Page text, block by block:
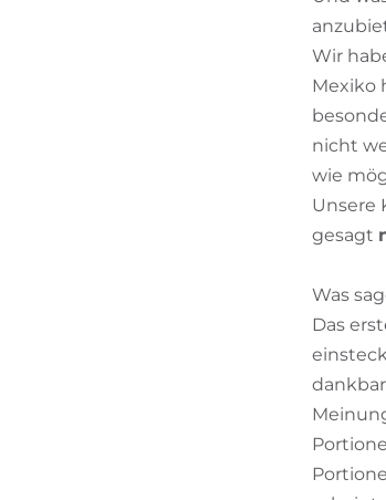
Wir
Mexiko
nicht
wie
Unsere
gesagt
Was
Das